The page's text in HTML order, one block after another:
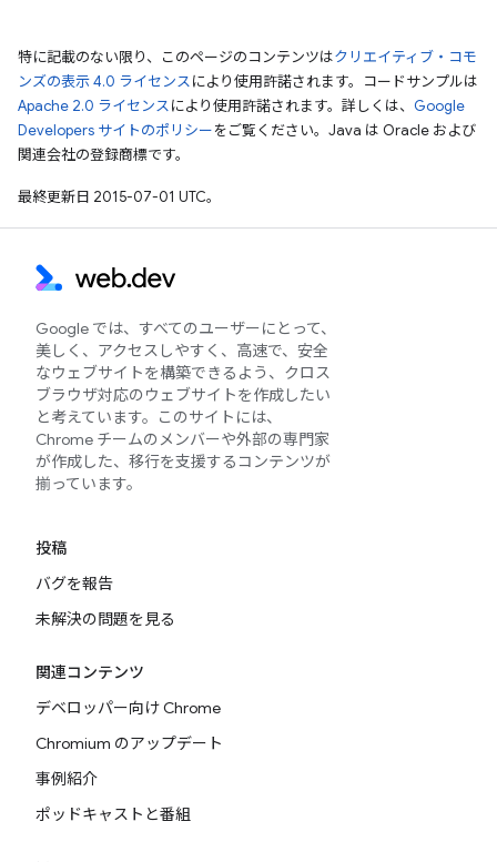
特に記載のない限り、このページのコンテンツはクリエイティブ・コモ
ンズの表示 4.0 ライセンスにより使用許諾されます。コードサンプルは
Apache 2.0 ライセンスにより使用許諾されます。詳しくは、 Google
Developers サイトのポリシーをご覧ください。Java は Oracle および
関連会社の登録商標です。
最終更新日 2015-07-01 UTC。
Google では、すべてのユーザーにとって、
美しく、アクセスしやすく、高速で、安全
なウェブサイトを構築できるよう、クロス
ブラウザ対応のウェブサイトを作成したい
と考えています。このサイトには、
Chrome チームのメンバーや外部の専門家
が作成した、移行を支援するコンテンツが
揃っています。
投稿
バグを報告
未解決の問題を見る
関連コンテンツ
デベロッパー向け Chrome
Chromium のアップデート
事例紹介
ポッドキャストと番組